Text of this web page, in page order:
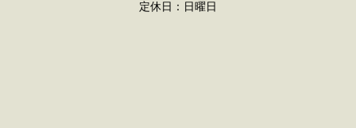
定休日：日曜日